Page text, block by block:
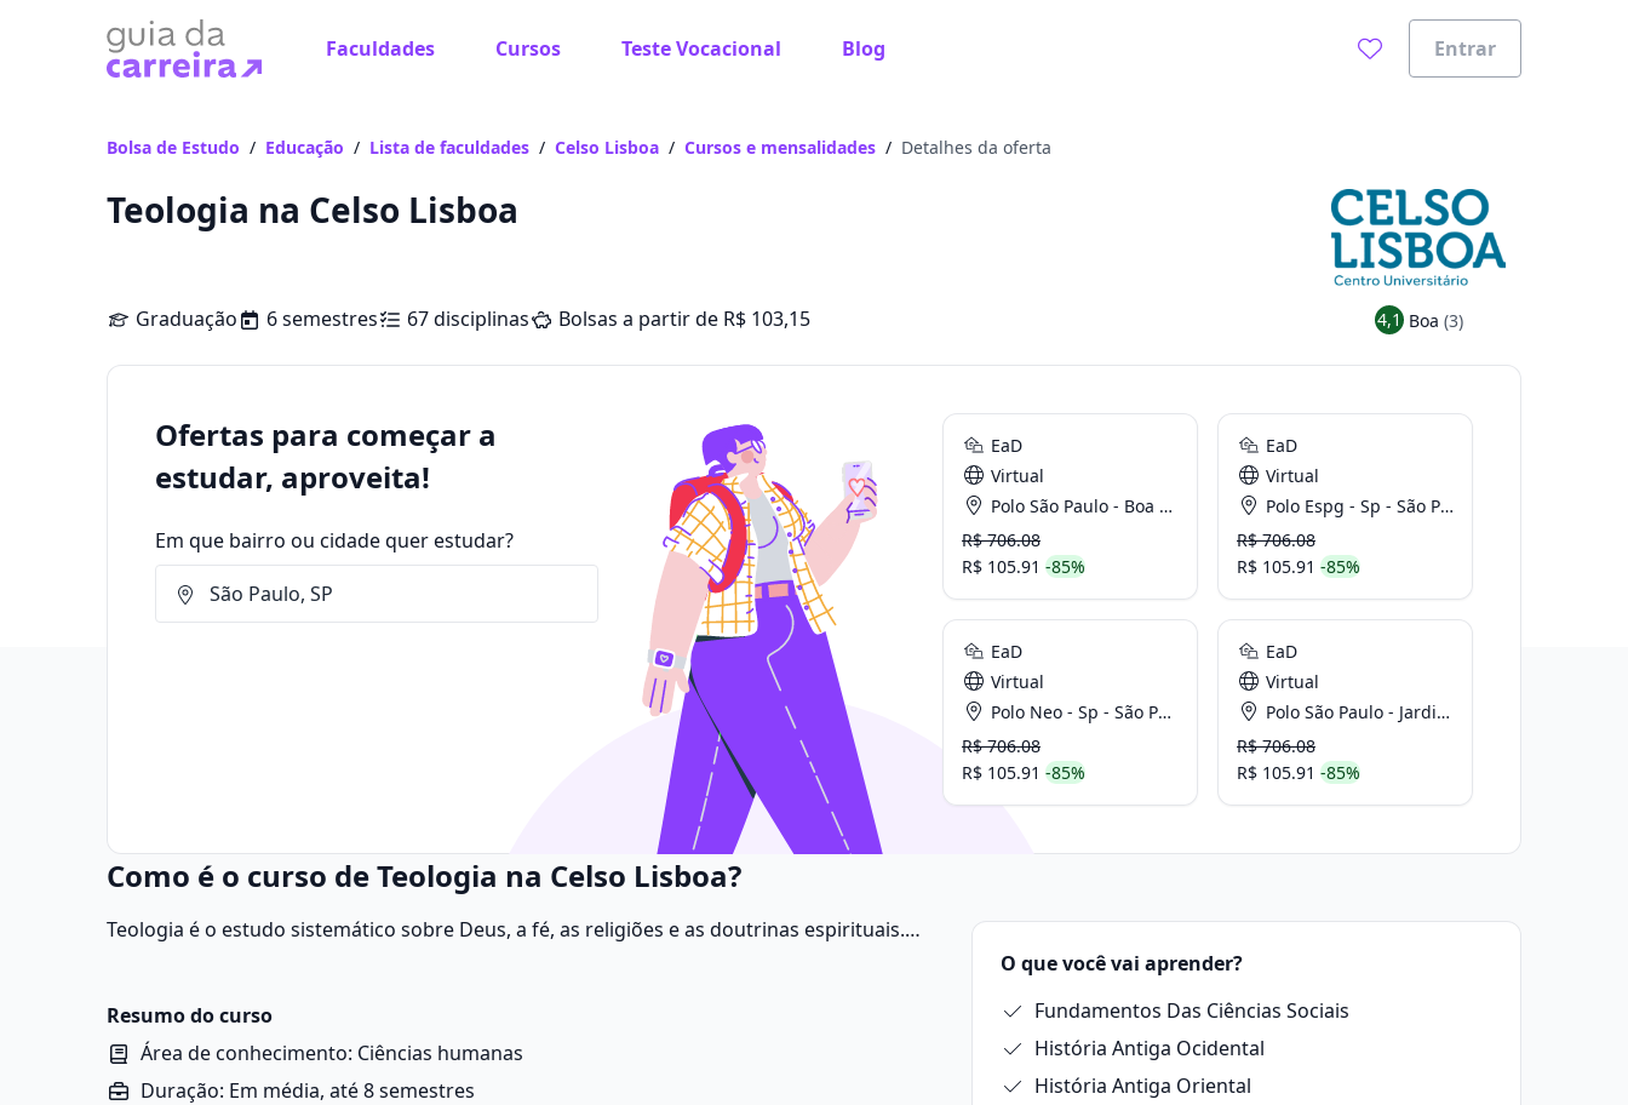
Faculdades Cursos Teste Vocacional Blog Entrar
Bolsa de Estudo / Educação / Lista de faculdades / Celso Lisboa / Cursos e mensalidades / Detalhes da oferta
Teologia na Celso Lisboa
Graduação 6 semestres 67 disciplinas Bolsas a partir de R$ 103,15 4,1 Boa (3)
Ofertas para começar a
estudar, aproveita!
Em que bairro ou cidade quer estudar?
EaD
Virtual
Polo São Paulo - Boa Vista - Sp
R$ 706.08
R$ 105.91 -85%
EaD
Virtual
Polo Espg - Sp - São Paulo
R$ 706.08
R$ 105.91 -85%
EaD
Virtual
Polo Neo - Sp - São Paulo
R$ 706.08
R$ 105.91 -85%
EaD
Virtual
Polo São Paulo - Jardim Paulistano - Sp
R$ 706.08
R$ 105.91 -85%
Como é o curso de Teologia na Celso Lisboa?
Teologia é o estudo sistemático sobre Deus, a fé, as religiões e as doutrinas espirituais.
Resumo do curso
Área de conhecimento: Ciências humanas
Duração: Em média, até 8 semestres
O que você vai aprender?
Fundamentos Das Ciências Sociais
História Antiga Ocidental
História Antiga Oriental